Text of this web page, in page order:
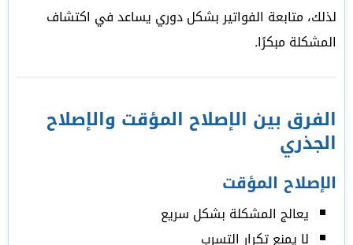
لذلك، متابعة الفواتير بشكل دوري يساعد في اكتشاف
المشكلة مبكرًا.
الفرق بين الإصلاح المؤقت والإصلاح
الجذري
الإصلاح المؤقت
يعالج المشكلة بشكل سريع
لا يمنع تكرار التسرب